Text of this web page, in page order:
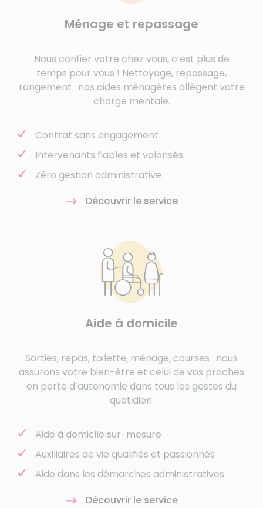
Ménage et repassage
Nous confier votre chez vous, c’est plus de
temps pour vous ! Nettoyage, repassage,
rangement : nos aides ménagères allègent votre
charge mentale.
Contrat sans engagement
Intervenants fiables et valorisés
Zéro gestion administrative
Découvrir le service
Aide à domicile
Sorties, repas, toilette, ménage, courses : nous
assurons votre bien-être et celui de vos proches
en perte d’autonomie dans tous les gestes du
quotidien.
Aide à domicile sur-mesure
Auxiliaires de vie qualifiés et passionnés
Aide dans les démarches administratives
Découvrir le service